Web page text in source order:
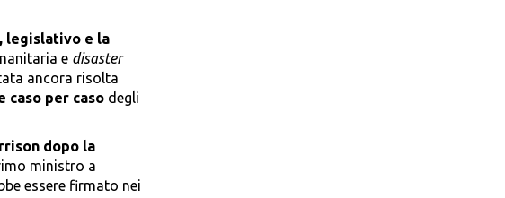
legislativo e la
e disaster
ancora risolta
caso per caso degli
dopo la
ministro a
essere firmato nei